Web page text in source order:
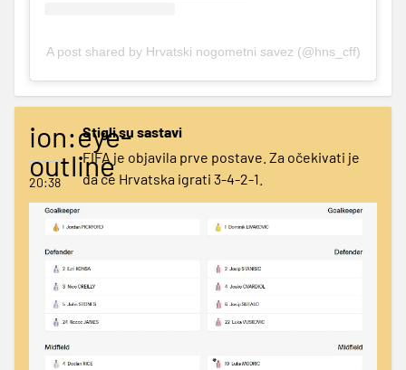
A post shared by Hrvatski nogometni savez (@hns_cff)
ion:eye-
outline
20:38
Stigli su sastavi
FIFA je objavila prve postave. Za očekivati je
da će Hrvatska igrati 3-4-2-1.